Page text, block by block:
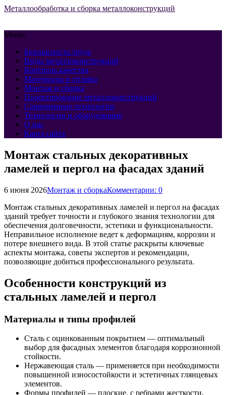
Металлообработка и сборка металлоконструкций
Меню
Безопасность труда
Виды металлоконструкций
Контроль качества
Материалы и сплавы
Монтаж и сборка
Проектирование металлоконструкций
Современные технологии
Технологии и оборудование
О нас
Карта сайта
Монтаж стальных декоративных
ламелей и пергол на фасадах зданий
6 июня 2026Монтаж и сборкаКомментарии: 0
Монтаж стальных декоративных ламелей и пергол на фасадах
зданий требует точности и глубокого знания технологии для
обеспечения долговечности, эстетики и функциональности.
Неправильное исполнение ведет к деформациям, коррозии и
потере внешнего вида. В этой статье раскрыты ключевые
аспекты монтажа, советы экспертов и рекомендации,
позволяющие добиться профессионального результата.
Особенности конструкций из
стальных ламелей и пергол
Материалы и типы профилей
Сталь с оцинкованным покрытием — оптимальный
выбор для фасадных элементов благодаря коррозионной
стойкости.
Нержавеющая сталь — применяется при необходимости
повышенной износостойкости и эстетичных глянцевых
элементов.
Формы профилей — плоские, с ребрами жесткости,